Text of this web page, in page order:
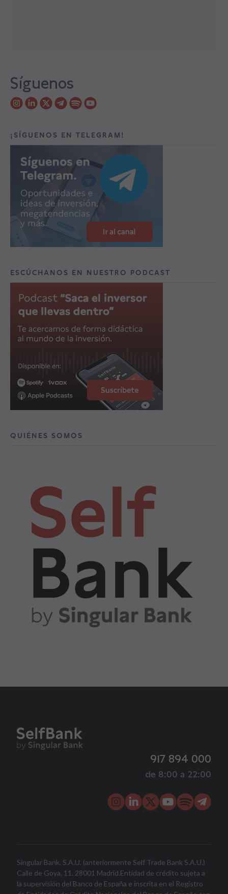
Síguenos
¡SÍGUENOS EN TELEGRAM!
ESCÚCHANOS EN NUESTRO PODCAST
QUIÉNES SOMOS
917 894 000
de 8:00 a 22:00
Singular Bank, S.A.U. (anteriormente Self Trade Bank S.A.U.)
Calle de Goya, 11. 28001 Madrid.Entidad de crédito sujeta a
la supervisión del Banco de España e inscrita en el Registro